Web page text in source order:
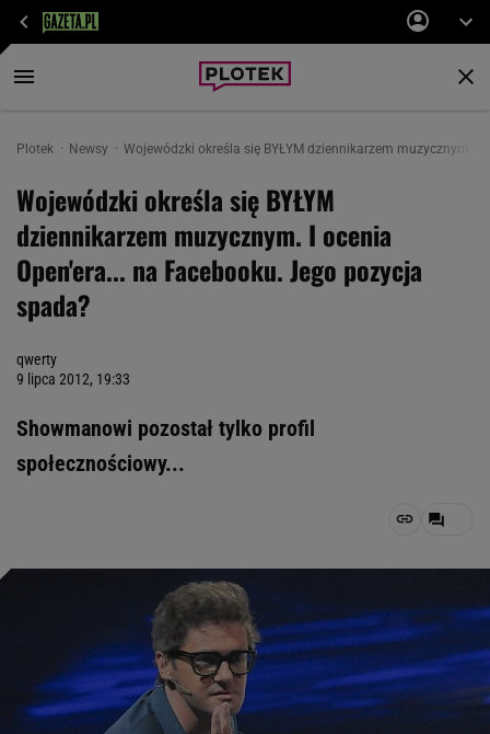
Plotek Newsy Wojewódzki określa się BYŁYM dziennikarzem muzycznym. I
Wojewódzki określa się BYŁYM
dziennikarzem muzycznym. I ocenia
Open'era... na Facebooku. Jego pozycja
spada?
qwerty
9 lipca 2012, 19:33
Showmanowi pozostał tylko profil
społecznościowy...